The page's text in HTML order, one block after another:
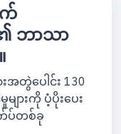
ဘာသာ
အတွဲပေါင်း 130
ျားကို ပံ့ပိုးပေး
ပ်တစ်ခု